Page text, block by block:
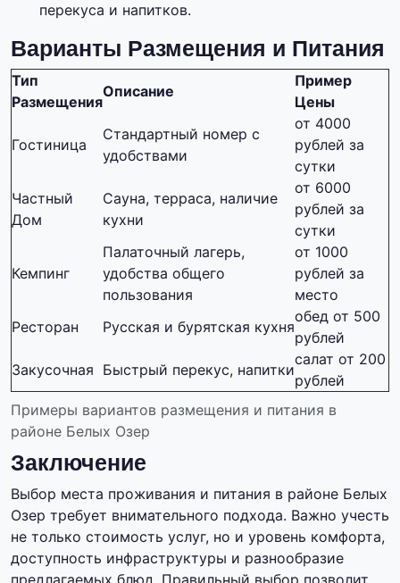
перекуса и напитков.
Варианты Размещения и Питания
Примеры вариантов размещения и питания в
районе Белых Озер
Тип
Размещения
Описание
Пример
Цены
Гостиница
Стандартный номер с
удобствами
от 4000
рублей за
сутки
Частный
Дом
Сауна, терраса, наличие
кухни
от 6000
рублей за
сутки
Кемпинг
Палаточный лагерь,
удобства общего
пользования
от 1000
рублей за
место
Ресторан
Русская и бурятская кухня
обед от 500
рублей
Закусочная Быстрый перекус, напитки
салат от 200
рублей
Заключение
Выбор места проживания и питания в районе Белых
Озер требует внимательного подхода. Важно учесть
не только стоимость услуг, но и уровень комфорта,
доступность инфраструктуры и разнообразие